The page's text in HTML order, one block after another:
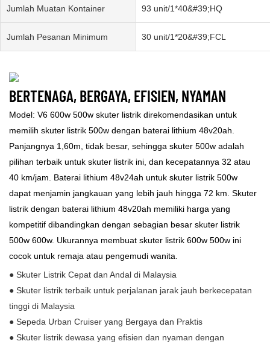
Jumlah Muatan Kontainer 93 unit/1*40&#39;HQ
Jumlah Pesanan Minimum 30 unit/1*20&#39;FCL
BERTENAGA, BERGAYA, EFISIEN, NYAMAN
Model: V6 600w 500w skuter listrik direkomendasikan untuk
memilih skuter listrik 500w dengan baterai lithium 48v20ah.
Panjangnya 1,60m, tidak besar, sehingga skuter 500w adalah
pilihan terbaik untuk skuter listrik ini, dan kecepatannya 32 atau
40 km/jam. Baterai lithium 48v24ah untuk skuter listrik 500w
dapat menjamin jangkauan yang lebih jauh hingga 72 km. Skuter
listrik dengan baterai lithium 48v20ah memiliki harga yang
kompetitif dibandingkan dengan sebagian besar skuter listrik
500w 600w. Ukurannya membuat skuter listrik 600w 500w ini
cocok untuk remaja atau pengemudi wanita.
● Skuter Listrik Cepat dan Andal di Malaysia
● Skuter listrik terbaik untuk perjalanan jarak jauh berkecepatan
tinggi di Malaysia
● Sepeda Urban Cruiser yang Bergaya dan Praktis
● Skuter listrik dewasa yang efisien dan nyaman dengan